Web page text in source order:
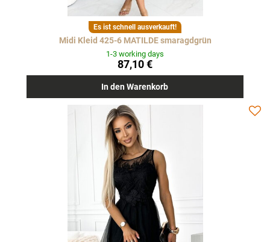
Es ist schnell ausverkauft!
Midi Kleid 425-6 MATILDE smaragdgrün
1-3 working days
87,10 €
In den Warenkorb